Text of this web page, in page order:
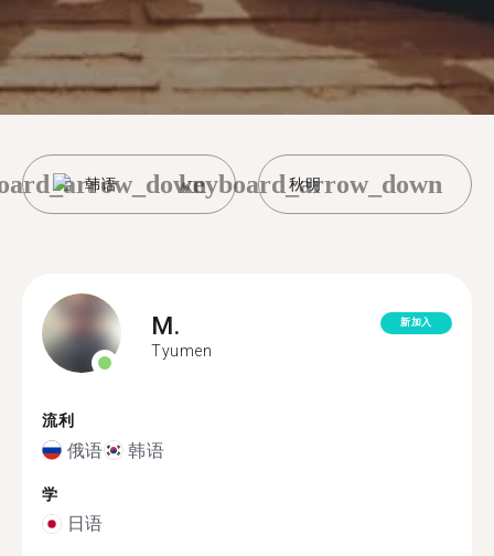
韩语 秋明
keyboard_arrow_down
M.
Tyumen
新加入
流利
俄语 韩语
学
日语